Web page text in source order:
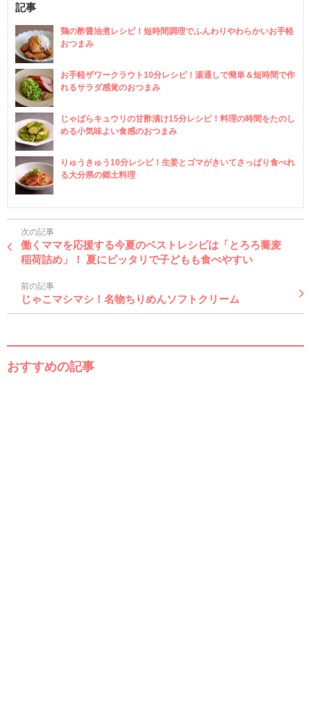
記事
鶏の酢醤油煮レシピ！短時間調理でふんわりやわらかいお手軽
おつまみ
お手軽ザワークラウト10分レシピ！湯通しで簡単＆短時間で作
れるサラダ感覚のおつまみ
じゃばらキュウリの甘酢漬け15分レシピ！料理の時間をたのし
める小気味よい食感のおつまみ
りゅうきゅう10分レシピ！生姜とゴマがきいてさっぱり食べれ
る大分県の郷土料理
次の記事
働くママを応援する今夏のベストレシピは「とろろ蕎麦
稲荷詰め」！ 夏にピッタリで子どもも食べやすい
前の記事
じゃこマシマシ！名物ちりめんソフトクリーム
おすすめの記事